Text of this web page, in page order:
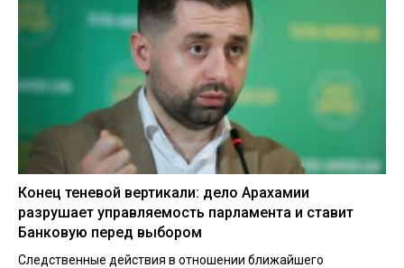
Конец теневой вертикали: дело Арахамии
разрушает управляемость парламента и ставит
Банковую перед выбором
Следственные действия в отношении ближайшего